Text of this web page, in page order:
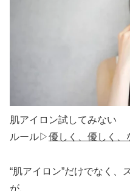
肌アイロン試してみない
ルール▷優しく、優しく、
“肌アイロン”だけでなく、
が、